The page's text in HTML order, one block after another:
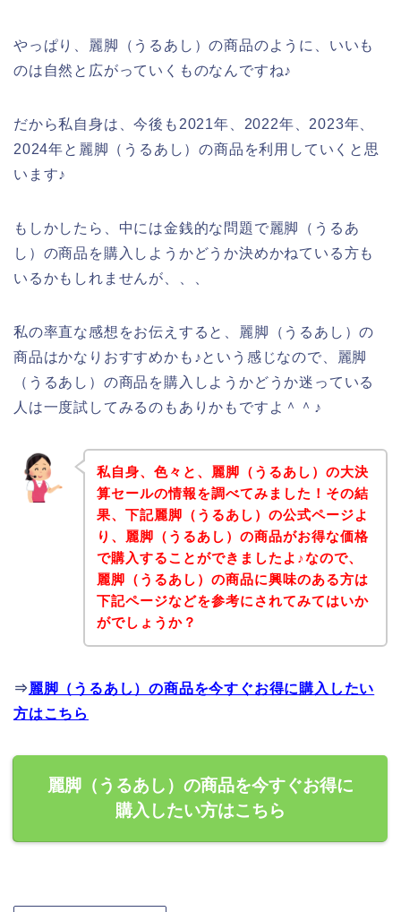
やっぱり、麗脚（うるあし）の商品のように、いいも
のは自然と広がっていくものなんですね♪
だから私自身は、今後も2021年、2022年、2023年、
2024年と麗脚（うるあし）の商品を利用していくと思
います♪
もしかしたら、中には金銭的な問題で麗脚（うるあ
し）の商品を購入しようかどうか決めかねている方も
いるかもしれませんが、、、
私の率直な感想をお伝えすると、麗脚（うるあし）の
商品はかなりおすすめかも♪という感じなので、麗脚
（うるあし）の商品を購入しようかどうか迷っている
人は一度試してみるのもありかもですよ＾＾♪
私自身、色々と、麗脚（うるあし）の大決
算セールの情報を調べてみました！その結
果、下記麗脚（うるあし）の公式ページよ
り、麗脚（うるあし）の商品がお得な価格
で購入することができましたよ♪なので、
麗脚（うるあし）の商品に興味のある方は
下記ページなどを参考にされてみてはいか
がでしょうか？
⇒ 麗脚（うるあし）の商品を今すぐお得に購入したい
方はこちら
麗脚（うるあし）の商品を今すぐお得に
購入したい方はこちら